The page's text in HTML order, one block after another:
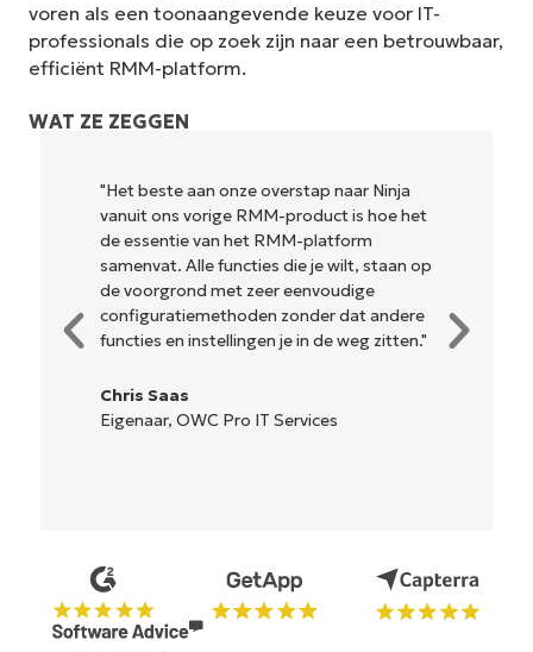
voren als een toonaangevende keuze voor IT-
professionals die op zoek zijn naar een betrouwbaar,
efficiënt RMM-platform.
WAT ZE ZEGGEN
zitten."
"NinjaOne is ongelofelijk
en combineert een vloeiende interface
krachtige back-end functies. Er is geen
ingewikkelde installatie of moeilijk te
beheren interface. Alle opties en
hulpmiddelen zijn duidelijk gelabeld,
gemakkelijk te begrijpen en de interface
Ryan Reiffenberger